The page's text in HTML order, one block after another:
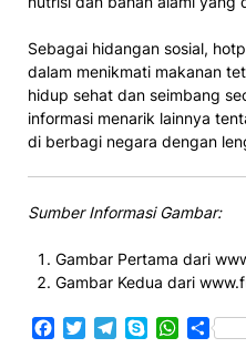
Sebagai hidangan sosial,
dalam menikmati makanan
hidup sehat dan seimbang
informasi menarik lainnya
di berbagi negara dengan
Sumber Informasi Gambar:
Gambar Pertama dari
Gambar Kedua dari
Facebook
TwitterTelegram
Skype Share